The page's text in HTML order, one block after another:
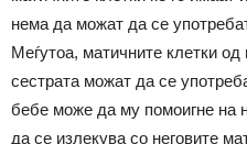
нема да можат да се
Меѓутоа, матичните клетки
сестрата можат да се
бебе може да му помоигне на
да се излекува со неговите